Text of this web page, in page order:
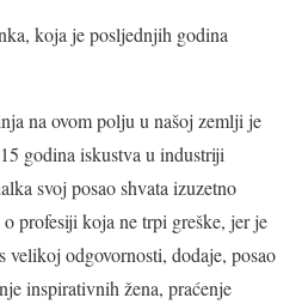
koja je posljednjih godina
na ovom polju u našoj zemlji je
godina iskustva u industriji
svoj posao shvata izuzetno
profesiji koja ne trpi greške, jer je
odgovornosti, dodaje, posao
inspirativnih žena, praćenje